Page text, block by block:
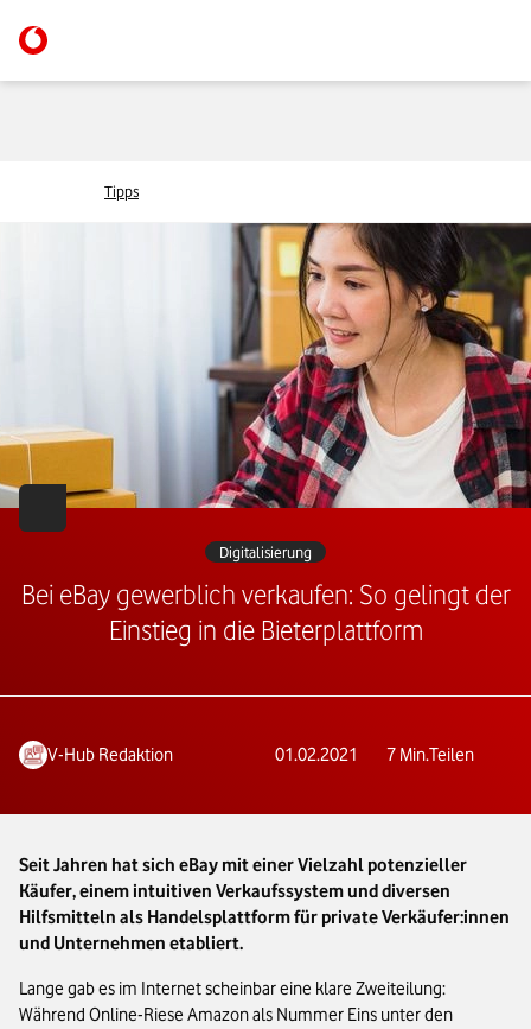
Tipps
Digitalisierung
Bei eBay gewerblich verkaufen: So gelingt der
Einstieg in die Bieterplattform
V-Hub Redaktion 01.02.2021 7 Min.Teilen
Seit Jahren hat sich eBay mit einer Vielzahl potenzieller
Käufer, einem intuitiven Verkaufssystem und diversen
Hilfsmitteln als Handelsplattform für private Verkäufer:innen
und Unternehmen etabliert.
Lange gab es im Internet scheinbar eine klare Zweiteilung:
Während Online-Riese Amazon als Nummer Eins unter den